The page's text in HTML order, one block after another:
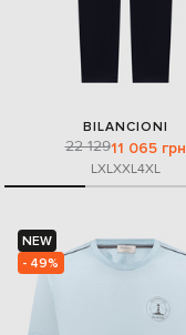
BILANCIONI
22 12911 065 грн
LXLXXL4XL
NEW
- 49%